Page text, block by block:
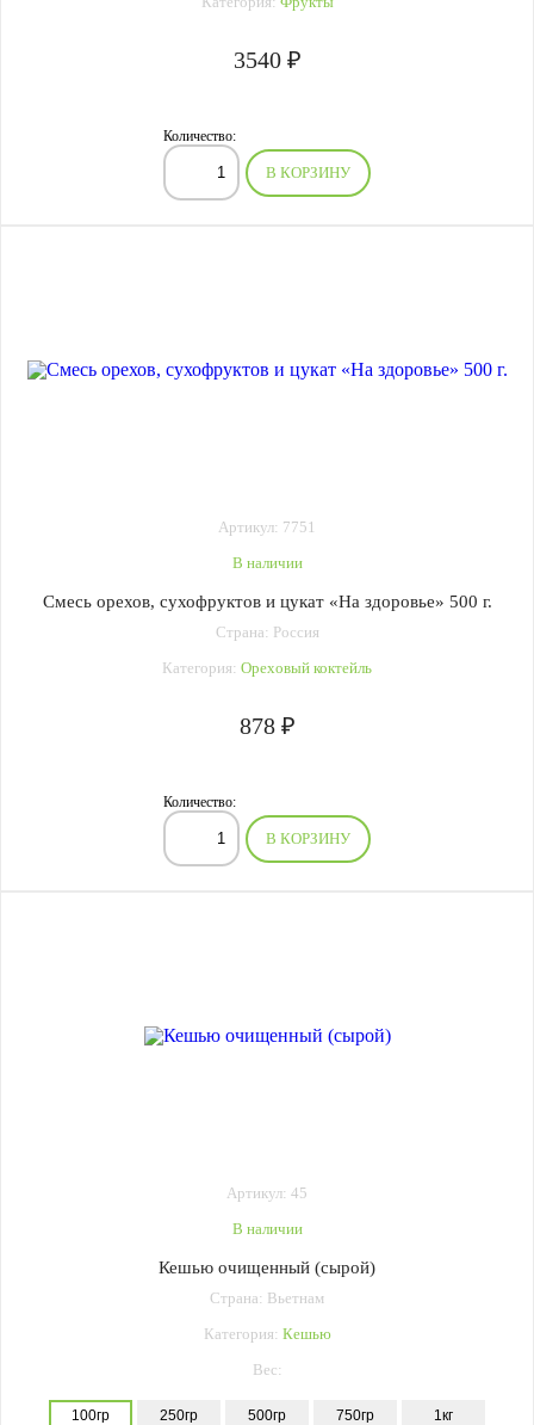
3540 ₽
Количество:
В КОРЗИНУ
Артикул: 7751
В наличии
Смесь орехов, сухофруктов и цукат «На здоровье» 500 г.
Страна: Россия
Категория: Ореховый коктейль
878 ₽
Количество:
В КОРЗИНУ
Артикул: 45
В наличии
Кешью очищенный (сырой)
Страна: Вьетнам
Категория: Кешью
Вес:
100гр
250гр
500гр
750гр
1кг